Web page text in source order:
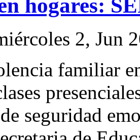
hogares:
2, Jun
familiar
seguridad